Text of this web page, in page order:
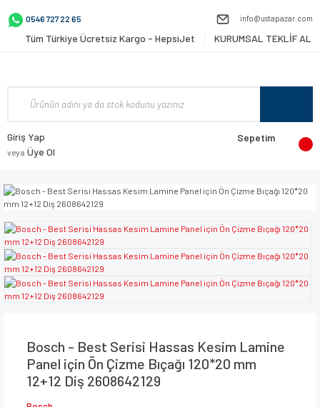
0546 727 22 65 info@ustapazar.com
Tüm Türkiye Ücretsiz Kargo - HepsiJet KURUMSAL TEKLİF AL
Giriş Yap
veya Üye Ol
Sepetim
Bosch - Best Serisi Hassas Kesim Lamine
Panel için Ön Çizme Bıçağı 120*20 mm
12+12 Diş 2608642129